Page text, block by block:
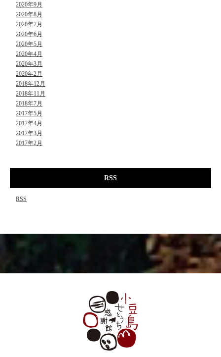
2020年9月
2020年8月
2020年7月
2020年6月
2020年5月
2020年4月
2020年3月
2020年2月
2018年12月
2018年11月
2018年7月
2017年5月
2017年4月
2017年3月
2017年2月
RSS
RSS